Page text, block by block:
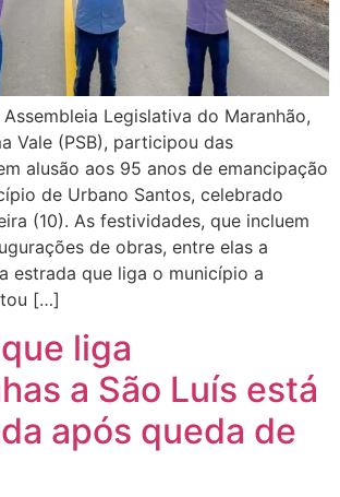
Legislativa do Maranhão,
Vale (PSB), participou das
alusão aos 95 anos de emancipação
de Urbano Santos, celebrado
(10). As festividades, que incluem
de obras, entre elas a
estrada que liga o município a
[…]
liga
a São Luís está
após queda de